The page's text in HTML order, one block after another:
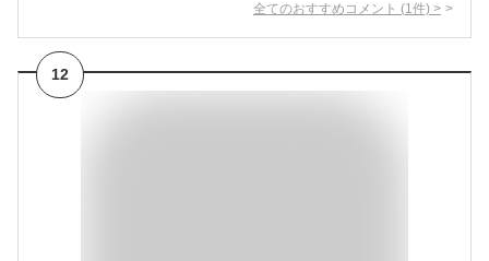
全てのおすすめコメント (1 件) >
12